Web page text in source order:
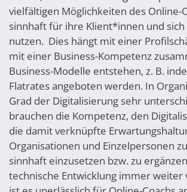
vielfältigen Möglichkeiten des Online-
sinnhaft für ihre Klient*innen und sich
nutzen. Dies hängt mit einer
mit einer Business-Kompetenz
Business-Modelle entstehen, z. B.
Flatrates angeboten werden. In
Grad der Digitalisierung sehr
brauchen die Kompetenz, den
die damit verknüpfte
Organisationen und Einzelpersonen
sinnhaft einzusetzen bzw. zu
technische Entwicklung immer weiter